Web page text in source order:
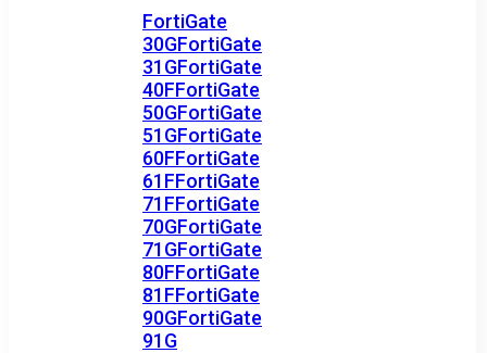
FortiGate
30GFortiGate
31GFortiGate
40FFortiGate
50GFortiGate
51GFortiGate
60FFortiGate
61FFortiGate
71FFortiGate
70GFortiGate
71GFortiGate
80FFortiGate
81FFortiGate
90GFortiGate
91G